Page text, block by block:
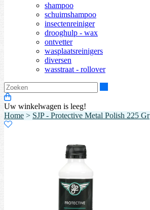
shampoo
schuimshampoo
insectenreiniger
drooghulp - wax
ontvetter
wasplaatsreinigers
diversen
wasstraat - rollover
Uw winkelwagen is leeg!
Home > SJP - Protective Metal Polish 225 Gr